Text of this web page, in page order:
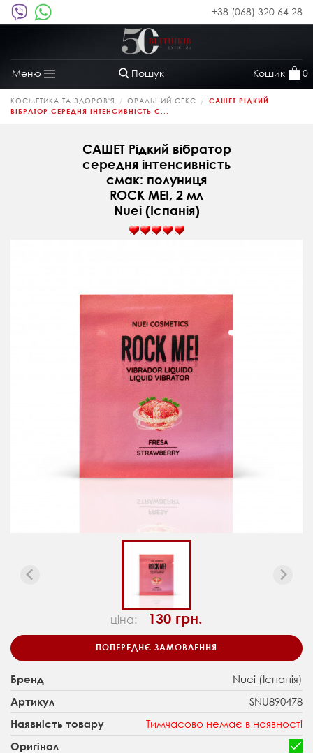
+38 (068) 320 64 28
Пошук Кошик 0
Меню
Toggle
navigation
КОСМЕТИКА ТА ЗДОРОВ'Я ОРАЛЬНИЙ СЕКС
САШЕТ РІДКИЙ
ВІБРАТОР СЕРЕДНЯ ІНТЕНСИВНІСТЬ С...
САШЕТ Рідкий вібратор
середня інтенсивність
смак: полуниця
ROCK ME!, 2 мл
Nuei (Іспанія)
ціна: 130 грн.
ПОПЕРЕДНЄ ЗАМОВЛЕННЯ
Бренд Nuei (Іспанія)
Артикул SNU890478
Наявність товару Тимчасово немає в наявності
Оригінал